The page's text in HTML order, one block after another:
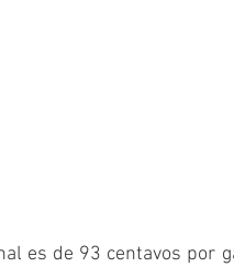
es de 93 centavos por